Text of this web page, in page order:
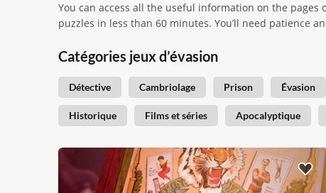
You can access all the useful information on the
puzzles in less than 60 minutes. You’ll need patience
Catégories jeux d’évasion
Détective Cambriolage Prison Évasion
Historique Films et séries Apocalyptique